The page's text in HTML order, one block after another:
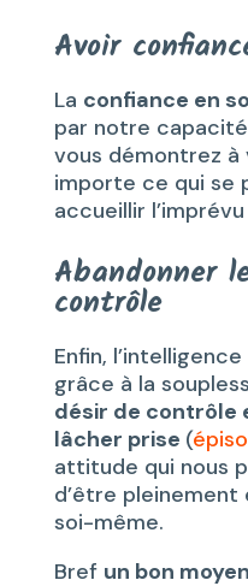
Avoir
La confiance en
par notre
vous démontrez
importe ce qui se
accueillir
Abandonner
contrôle
Enfin,
grâce à la
désir de contrôle
lâcher prise (
attitude qui nous
d’être
soi-même.
Bref un bon